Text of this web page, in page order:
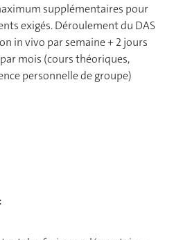
supplémentaires pour
exigés. Déroulement du DAS
in vivo par semaine + 2 jours
mois (cours théoriques,
personnelle de groupe)